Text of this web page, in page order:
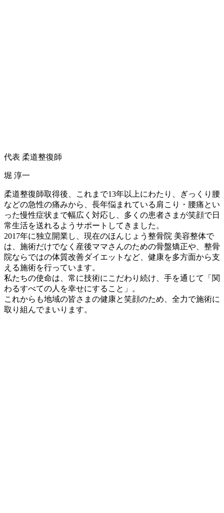
代表 柔道整復師
堀 淳一
柔道整復師取得後、これまで13年以上にわたり、ぎっくり腰
などの急性の痛みから、長年悩まれている肩こり・腰痛とい
った慢性症状まで幅広く対応し、多くの患者さまが笑顔で日
常生活を送れるようサポートしてきました。
2017年に独立開業し、現在のほんじょう整骨院 美容整体で
は、施術だけでなく産後ママさんのための骨盤矯正や、整骨
院ならではの体質改善ダイエットなど、健康を多方面から支
える施術を行っています。
私たちの使命は、常に技術にこだわり続け、手を通じて「関
わるすべての人を幸せにすること」。
これからも地域の皆さまの健康と笑顔のため、全力で施術に
取り組んでまいります。